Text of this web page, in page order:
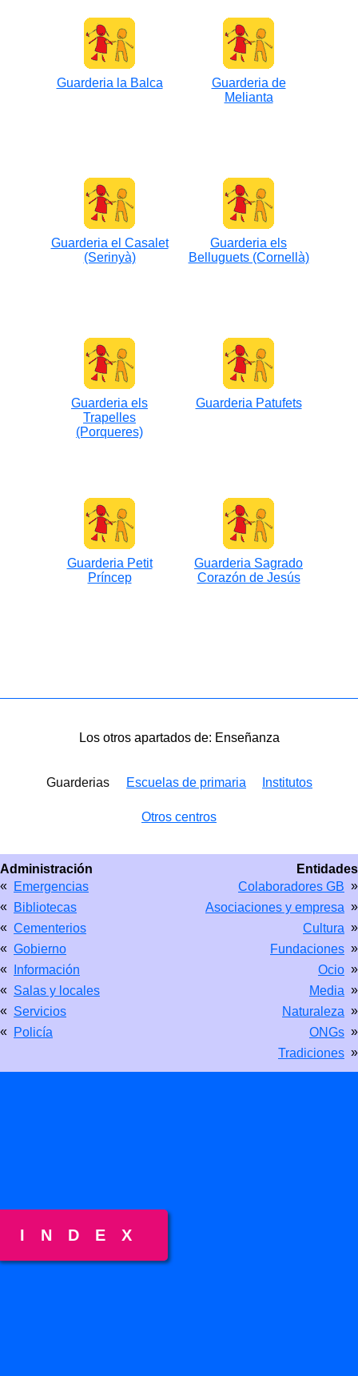
Guarderia la Balca
Guarderia de
Melianta
Guarderia el Casalet
(Serinyà)
Guarderia els
Belluguets (Cornellà)
Guarderia els
Trapelles
(Porqueres)
Guarderia Patufets
Guarderia Petit
Príncep
Guarderia Sagrado
Corazón de Jesús
Los otros apartados de: Enseñanza
Guarderias Escuelas de primaria Institutos
Otros centros
Entidades
Colaboradores GB »
Asociaciones y empresa »
Cultura »
Fundaciones »
Ocio »
Media »
Naturaleza »
ONGs »
Tradiciones »
Administración
« Emergencias
« Bibliotecas
« Cementerios
« Gobierno
«
Información
« Salas y locales
« Servicios
« Policía
INDEX